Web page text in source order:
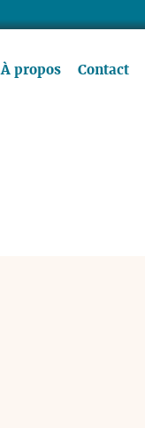
À propos Contact